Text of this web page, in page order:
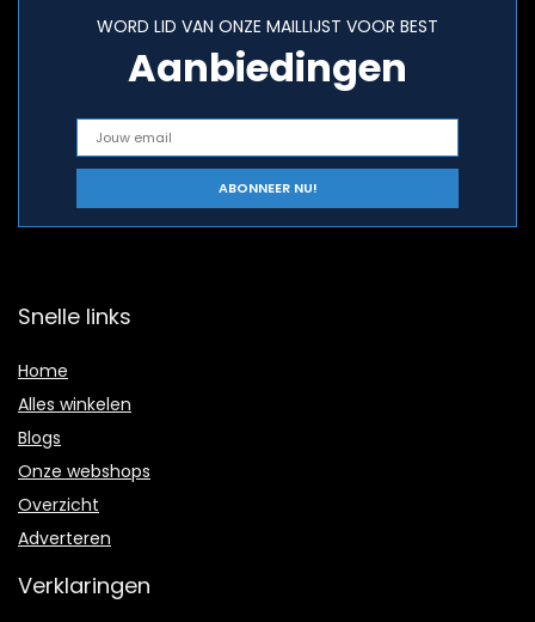
WORD LID VAN ONZE MAILLIJST VOOR BEST
Aanbiedingen
Snelle links
Home
Alles winkelen
Blogs
Onze webshops
Overzicht
Adverteren
Verklaringen